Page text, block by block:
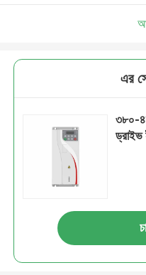
এর
৩৮০-
ড্রাইভ